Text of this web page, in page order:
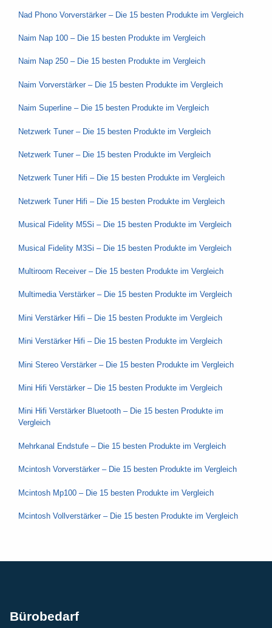
Nad Phono Vorverstärker – Die 15 besten Produkte im Vergleich
Naim Nap 100 – Die 15 besten Produkte im Vergleich
Naim Nap 250 – Die 15 besten Produkte im Vergleich
Naim Vorverstärker – Die 15 besten Produkte im Vergleich
Naim Superline – Die 15 besten Produkte im Vergleich
Netzwerk Tuner – Die 15 besten Produkte im Vergleich
Netzwerk Tuner – Die 15 besten Produkte im Vergleich
Netzwerk Tuner Hifi – Die 15 besten Produkte im Vergleich
Netzwerk Tuner Hifi – Die 15 besten Produkte im Vergleich
Musical Fidelity M5Si – Die 15 besten Produkte im Vergleich
Musical Fidelity M3Si – Die 15 besten Produkte im Vergleich
Multiroom Receiver – Die 15 besten Produkte im Vergleich
Multimedia Verstärker – Die 15 besten Produkte im Vergleich
Mini Verstärker Hifi – Die 15 besten Produkte im Vergleich
Mini Verstärker Hifi – Die 15 besten Produkte im Vergleich
Mini Stereo Verstärker – Die 15 besten Produkte im Vergleich
Mini Hifi Verstärker – Die 15 besten Produkte im Vergleich
Mini Hifi Verstärker Bluetooth – Die 15 besten Produkte im
Vergleich
Mehrkanal Endstufe – Die 15 besten Produkte im Vergleich
Mcintosh Vorverstärker – Die 15 besten Produkte im Vergleich
Mcintosh Mp100 – Die 15 besten Produkte im Vergleich
Mcintosh Vollverstärker – Die 15 besten Produkte im Vergleich
Bürobedarf